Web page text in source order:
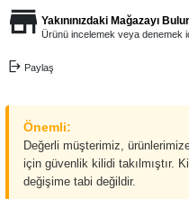
Yakınınızdaki Mağazayı
Ürünü incelemek veya denemek
Paylaş
Önemli:
Değerli müşterimiz,
için güvenlik kilidi takılmıştır.
değişime tabi değildir.